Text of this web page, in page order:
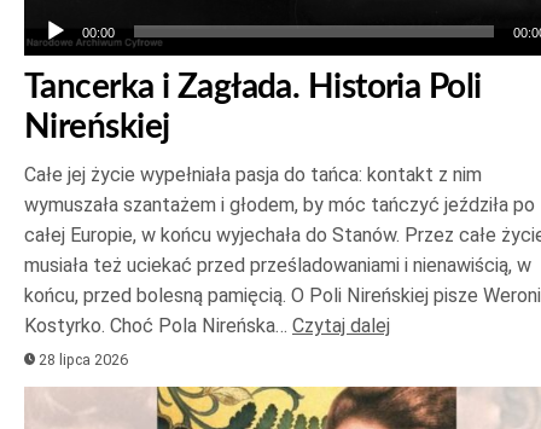
00:00
Tancerka i Zagłada. Historia Poli
Nireńskiej
Całe jej życie wypełniała pasja do tańca: kontakt z nim
wymuszała szantażem i głodem, by móc tańczyć jeździła po
całej Europie, w końcu wyjechała do Stanów. Przez całe
musiała też uciekać przed prześladowaniami i nienawiścią, w
końcu, przed bolesną pamięcią. O Poli Nireńskiej pisze
Kostyrko. Choć Pola Nireńska… Czytaj dalej
28 lipca 2026